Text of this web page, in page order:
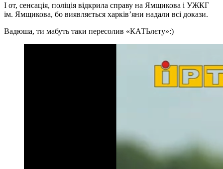
І от, сенсація, поліція відкрила справу на Ямщикова і УЖКГ
ім. Ямщикова, бо виявляється харків’яни надали всі докази.
Вадюша, ти мабуть таки пересолив «КАТЬлєту»:)